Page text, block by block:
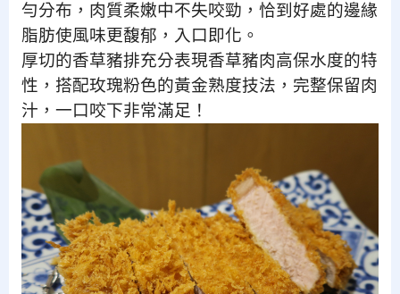
勻分布，肉質柔嫩中不失咬勁，恰到好處的邊緣
脂肪使風味更馥郁，入口即化。
厚切的香草豬排充分表現香草豬肉高保水度的特
性， 搭配玫瑰粉色的黃金熟度技法，完整保留肉
汁，一口咬下非常滿足！